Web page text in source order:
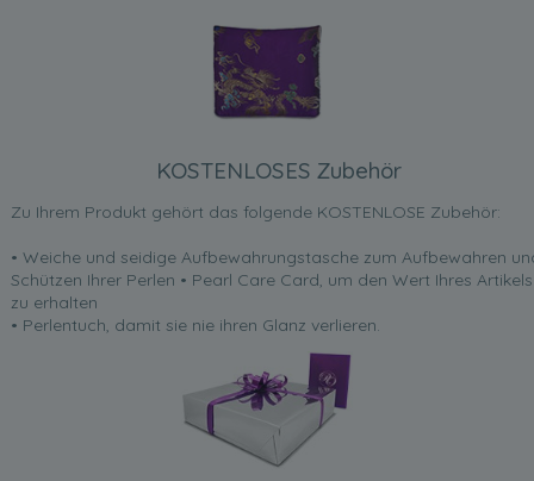
KOSTENLOSES Zubehör
Zu Ihrem Produkt gehört das folgende KOSTENLOSE Zubehör:
• Weiche und seidige Aufbewahrungstasche zum Aufbewahren
Schützen Ihrer Perlen • Pearl Care Card, um den Wert Ihres Artikels
zu erhalten
• Perlentuch, damit sie nie ihren Glanz verlieren.